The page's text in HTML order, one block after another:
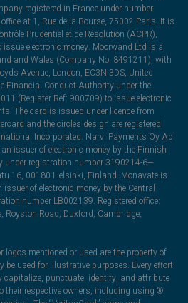
registered in France under number
at 1, Rue de la Bourse, 75002 Paris. It is
Prudentiel et de Résolution (ACPR),
electronic money. Moorwand Ltd is a
and Wales (Company No. 8491211), with
Avenue, London, EC3N 3DS, United
Financial Conduct Authority under the
(Register Ref: 900709) to issue electronic
The card is issued under licence from
and the circles design are registered
Incorporated. Narvi Payments Oy Ab
issuer of electronic money by the Finnish
under registration number 3190214-6—
16, 00180 Helsinki, Finland. Monavate is
of electronic money by the Central
number LB002139. Registered office:
Royston Road, Duxford, Cambridge,
mentioned or used are the property of
be used for illustrative purposes. Every effort
capitalize, punctuate, identify, and attribute
their respective owners, including using ®